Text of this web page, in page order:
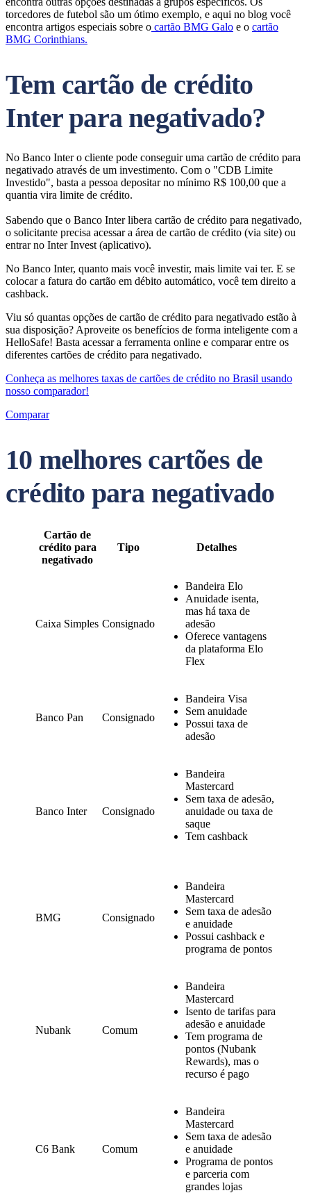
torcedores de futebol são um ótimo exemplo, e aqui no blog você
encontra artigos especiais sobre o cartão BMG Galo e o cartão
BMG Corinthians.
Tem cartão de crédito
Inter para negativado?
No Banco Inter o cliente pode conseguir uma cartão de crédito para
negativado através de um investimento. Com o "CDB Limite
Investido", basta a pessoa depositar no mínimo R$ 100,00 que a
quantia vira limite de crédito.
Sabendo que o Banco Inter libera cartão de crédito para negativado,
o solicitante precisa acessar a área de cartão de crédito (via site) ou
entrar no Inter Invest (aplicativo).
No Banco Inter, quanto mais você investir, mais limite vai ter. E se
colocar a fatura do cartão em débito automático, você tem direito a
cashback.
Viu só quantas opções de cartão de crédito para negativado estão à
sua disposição? Aproveite os benefícios de forma inteligente com a
HelloSafe! Basta acessar a ferramenta online e comparar entre os
diferentes cartões de crédito para negativado.
Conheça as melhores taxas de cartões de crédito no Brasil usando
nosso comparador!
Comparar
10 melhores cartões de
crédito para negativado
Cartão de
crédito para
negativado
Tipo Detalhes
Caixa Simples Consignado
Bandeira Elo
Anuidade isenta,
mas há taxa de
adesão
Oferece vantagens
da plataforma Elo
Flex
Banco Pan Consignado
Bandeira Visa
Sem anuidade
Possui taxa de
adesão
Banco Inter Consignado
Bandeira
Mastercard
Sem taxa de adesão,
anuidade ou taxa de
saque
Tem cashback
BMG Consignado
Bandeira
Mastercard
Sem taxa de adesão
e anuidade
Possui cashback e
programa de pontos
Nubank Comum
Bandeira
Mastercard
Isento de tarifas para
adesão e anuidade
Tem programa de
pontos (Nubank
Rewards), mas o
recurso é pago
C6 Bank Comum
Bandeira
Mastercard
Sem taxa de adesão
e anuidade
Programa de pontos
e parceria com
grandes lojas